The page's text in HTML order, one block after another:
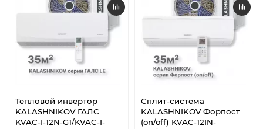
Тепловой инвертор
KALASHNIKOV ГАЛС
KVAC-I-12N-G1/KVAC-I-
Сплит-система
KALASHNIKOV Форпост
(on/off) KVAC-12IN-